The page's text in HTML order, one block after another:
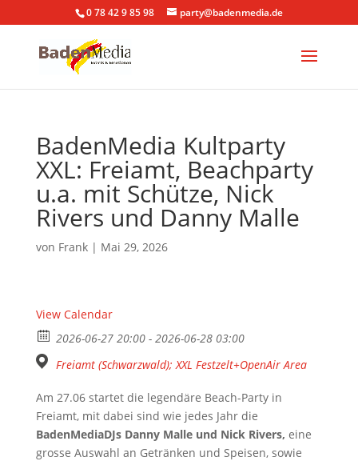
0 78 42 9 85 98 party@badenmedia.de
BadenMedia Kultparty
XXL: Freiamt, Beachparty
u.a. mit Schütze, Nick
Rivers und Danny Malle
von Frank| Mai 29, 2026
View Calendar
2026-06-27 20:00 - 2026-06-28 03:00
Freiamt (Schwarzwald); XXL Festzelt+OpenAir Area
Am 27.06 startet die legendäre Beach-Party in
Freiamt, mit dabei sind wie jedes Jahr die
BadenMediaDJs Danny Malle und Nick Rivers, eine
grosse Auswahl an Getränken und Speisen, sowie